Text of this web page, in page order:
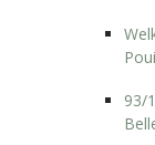
93/